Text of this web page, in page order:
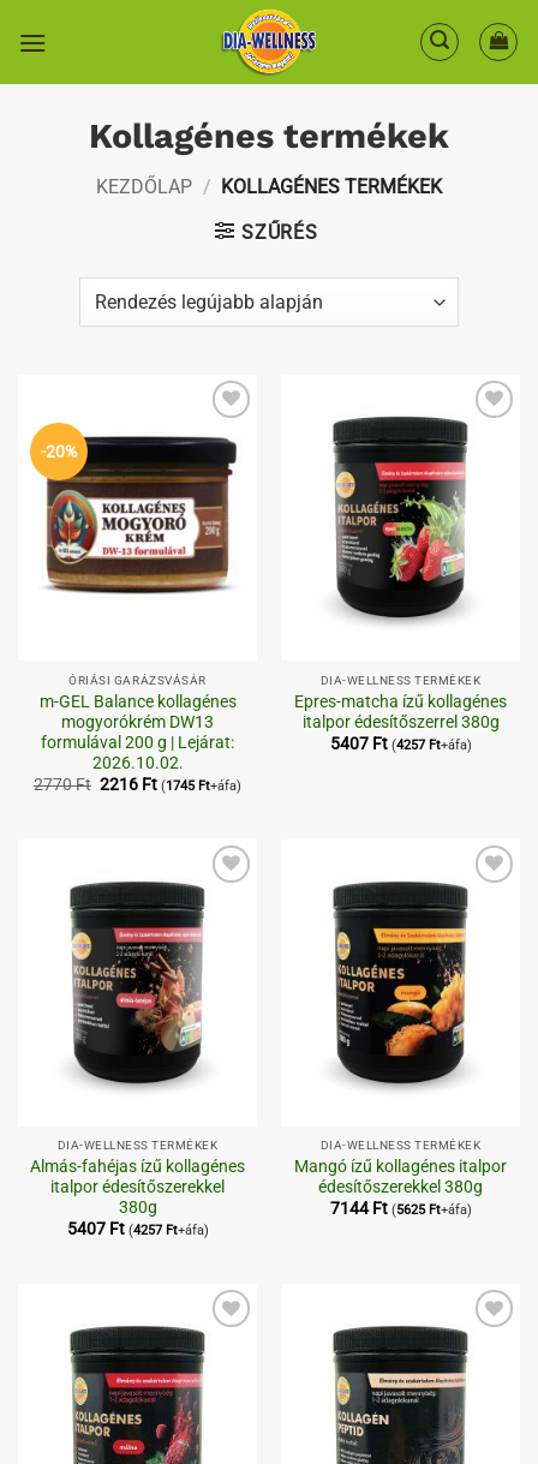
Kollagénes termékek
KEZDŐLAP /
KOLLAGÉNES TERMÉKEK
SZŰRÉS
-20%
Kedvenceimhez
ÓRIÁSI GARÁZSVÁSÁR
m-GEL Balance kollagénes
mogyorókrém DW13
formulával 200 g | Lejárat:
2026.10.02.
2770Ft Original
2216 FtCurrent
price
(1745 Ft+áfa)
Kedvenceimhez
DIA-WELLNESS TERMÉKEK
Epres-matcha ízű kollagénes
italpor édesítőszerrel 380g
5407 Ft (4257 Ft+áfa)
Kedvenceimhez
DIA-WELLNESS TERMÉKEK
Almás-fahéjas ízű kollagénes
italpor édesítőszerekkel
380g
5407 Ft (4257 Ft+áfa)
Kedvenceimhez
DIA-WELLNESS TERMÉKEK
Mangó ízű kollagénes italpor
édesítőszerekkel 380g
7144Ft (5625 Ft+áfa)
Kedvenceimhez Kedvenceimhez